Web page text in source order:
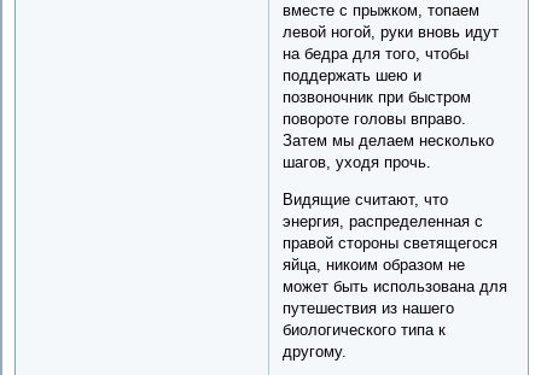
вместе с прыжком, топаем
левой ногой, руки вновь идут
на бедра для того, чтобы
поддержать шею и
позвоночник при быстром
повороте головы вправо.
Затем мы делаем несколько
шагов, уходя прочь.
Видящие считают, что
энергия, распределенная с
правой стороны светящегося
яйца, никоим образом не
может быть использована для
путешествия из нашего
биологического типа к
другому.